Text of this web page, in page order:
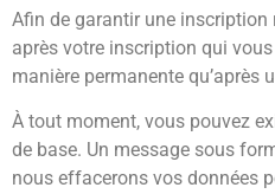
Afin de garantir une inscription
après votre inscription qui
manière permanente
À tout moment, vous pouvez
de base. Un message sous
nous effacerons vos données